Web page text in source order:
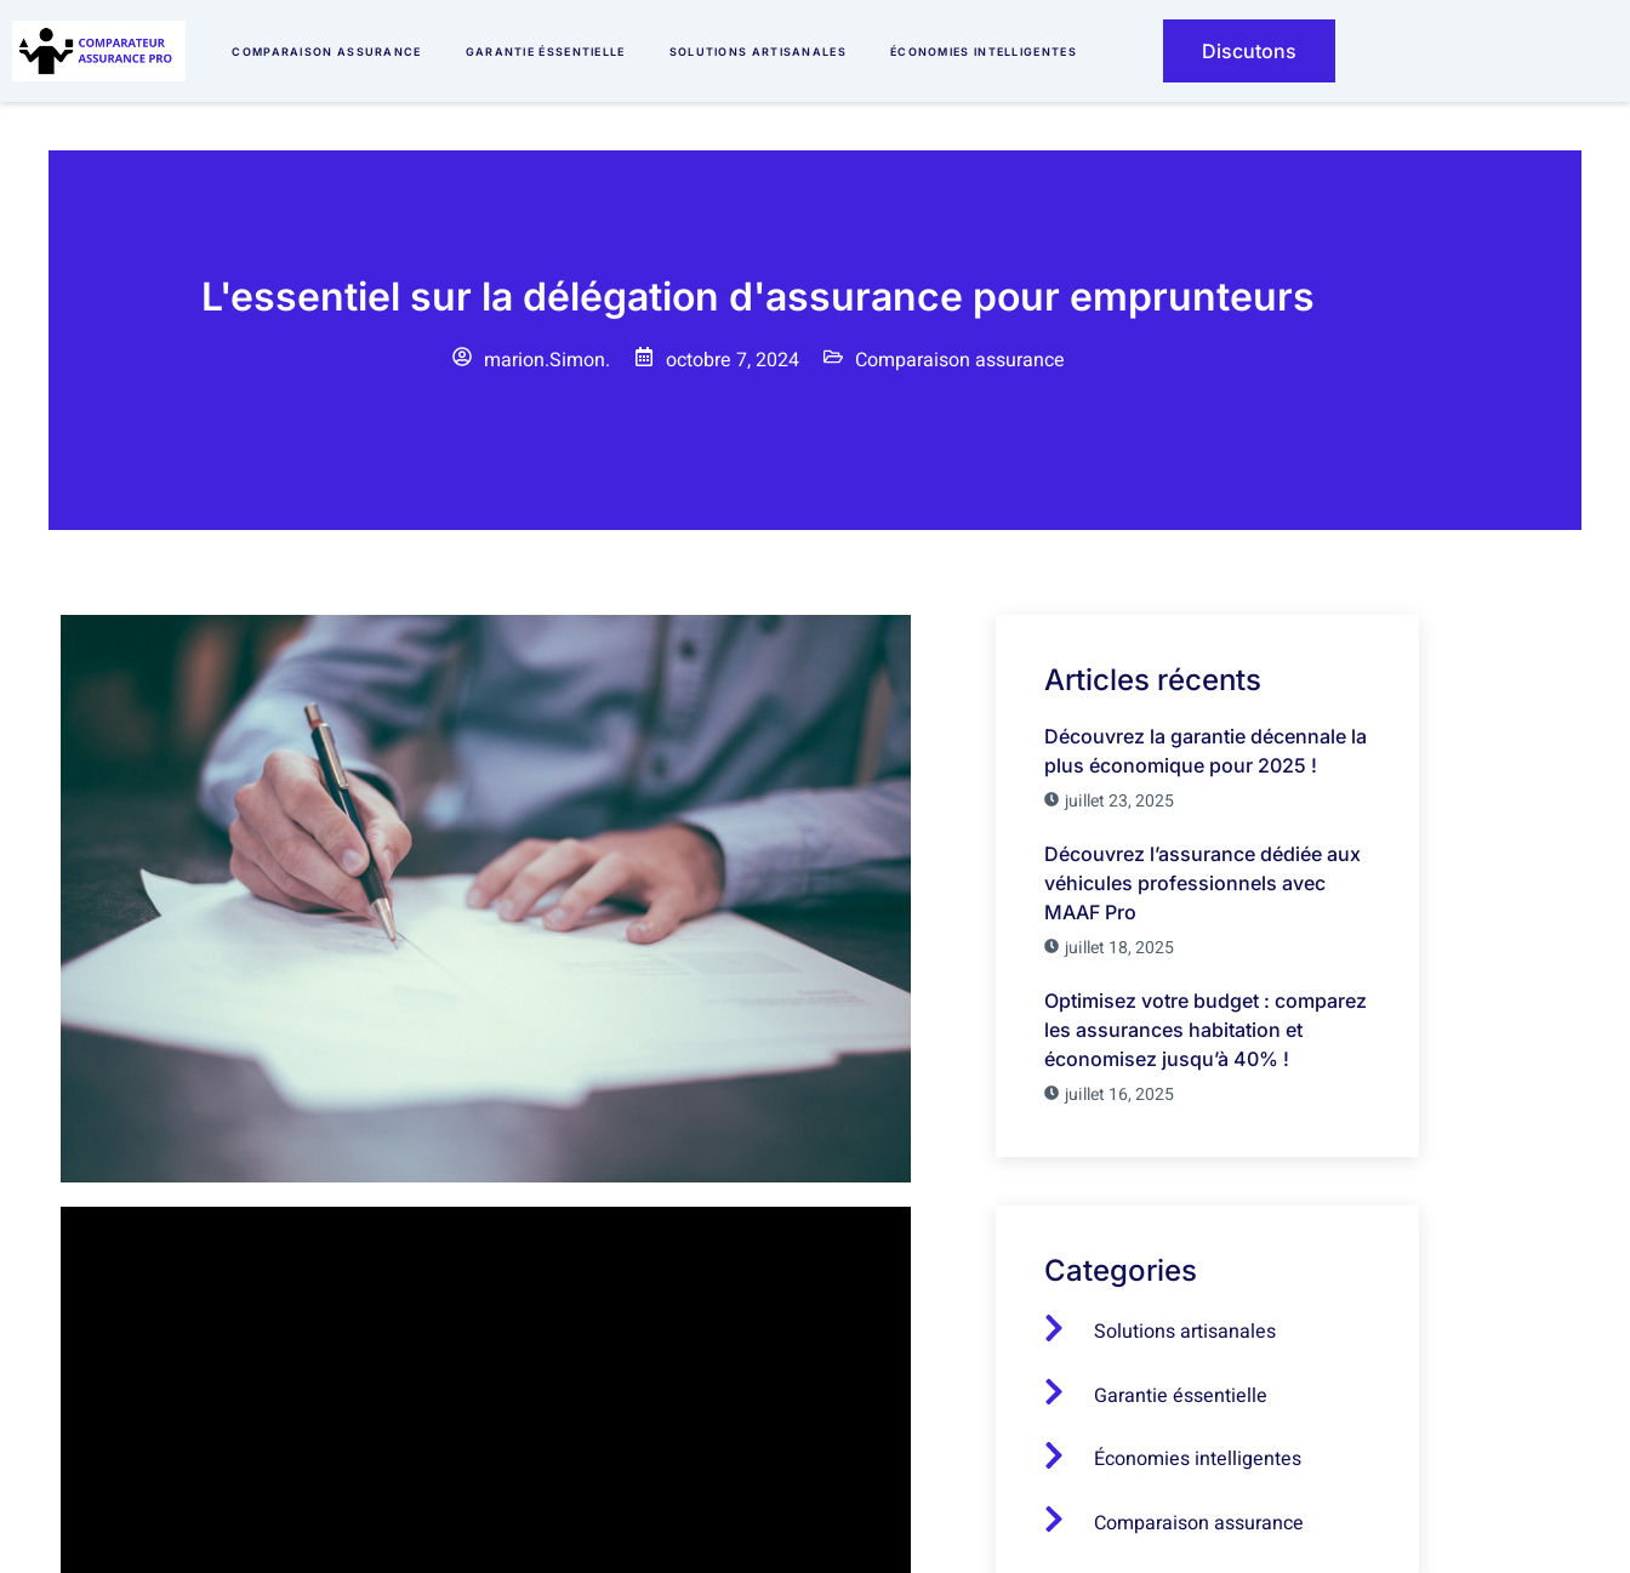
COMPARAISON ASSURANCE GARANTIE ÉSSENTIELLE SOLUTIONS ARTISANALES ÉCONOMIES INTELLIGENTES Discutons
L'essentiel sur la délégation d'assurance pour emprunteurs
marion.Simon. octobre 7, 2024 Comparaison assurance
Articles récents
Découvrez la garantie décennale la
plus économique pour 2025 !
juillet 23, 2025
Découvrez l’assurance dédiée aux
véhicules professionnels avec
MAAF Pro
juillet 18, 2025
Optimisez votre budget : comparez
les assurances habitation et
économisez jusqu’à 40% !
juillet 16, 2025
Categories
Solutions artisanales
Garantie éssentielle
Économies intelligentes
Comparaison assurance